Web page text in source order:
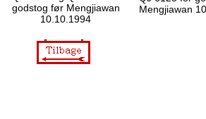
godstog før Mengjiawan
10.10.1994
Mengjiawan